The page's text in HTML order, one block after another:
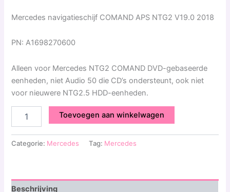
Mercedes navigatieschijf COMAND APS NTG2 V19.0 2018
PN: A1698270600
Alleen voor Mercedes NTG2 COMAND DVD-gebaseerde
eenheden, niet Audio 50 die CD’s ondersteunt, ook niet
voor nieuwere NTG2.5 HDD-eenheden.
Toevoegen aan winkelwagen
Categorie: Mercedes Tag: Mercedes
Beschrijving